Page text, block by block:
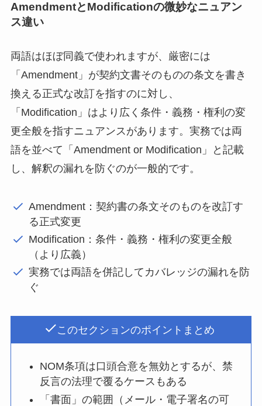
AmendmentとModificationの微妙なニュアン
ス違い
両語はほぼ同義で使われますが、厳密には
「Amendment」が契約文書そのものの条文を書き
換える正式な改訂を指すのに対し、
「Modification」はより広く条件・義務・権利の変
更全般を指すニュアンスがあります。実務では両
語を並べて「Amendment or Modification」と記載
し、解釈の漏れを防ぐのが一般的です。
Amendment：契約書の条文そのものを改訂す
る正式変更
Modification：条件・義務・権利の変更全般
（より広義）
実務では両語を併記してカバレッジの漏れを防
ぐ
このセクションのポイントまとめ
NOM条項は口頭合意を無効とするが、禁
反言の法理で覆るケースもある
「書面」の範囲（メール・電子署名の可